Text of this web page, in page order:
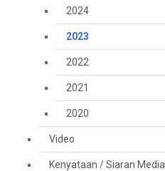
2024
2023
2022
2021
2020
Video
Kenyataan / Siaran Media